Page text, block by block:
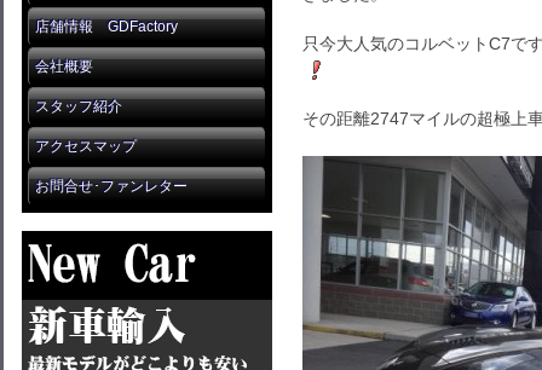
店舗情報 GDFactory
会社概要
スタッフ紹介
アクセスマップ
お問合せ･ファンレター
只今大人気のコルベットC7で
その距離2747マイルの超極上